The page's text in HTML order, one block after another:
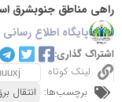
راهی مناطق جنوبشرق
پایگاه اطلاع
اشتراک گذاری:
لینک کوتاه
برچسب‌ها: انتقال